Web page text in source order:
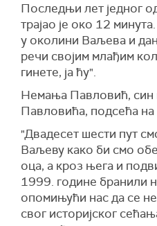
Последњи лет једног
трајао је око 12
у околини Ваљева и
речи својим млађим
гинете, ја ћу".
Немања Павловић, син
Павловића, подсећа
"Двадесет шести пут
Ваљеву како би смо
оца, а кроз њега и
1999. године бранили
опомињући нас да се
свог историјског